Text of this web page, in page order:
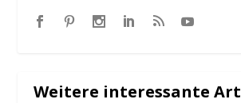
Weitere interessante